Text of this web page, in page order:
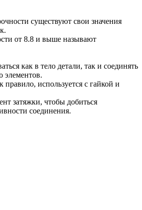
существуют свои значения
от 8.8 и выше называют
как в тело детали, так и соединять
элементов.
правило, используется с гайкой и
затяжки, чтобы добиться
соединения.